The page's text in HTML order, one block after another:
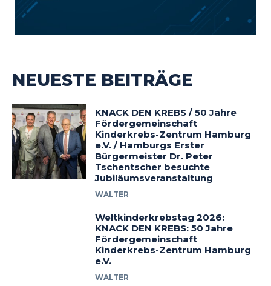
NEUESTE BEITRÄGE
KNACK DEN KREBS / 50 Jahre
Fördergemeinschaft
Kinderkrebs-Zentrum Hamburg
e.V. / Hamburgs Erster
Bürgermeister Dr. Peter
Tschentscher besuchte
Jubiläumsveranstaltung
WALTER
Weltkinderkrebstag 2026:
KNACK DEN KREBS: 50 Jahre
Fördergemeinschaft
Kinderkrebs-Zentrum Hamburg
e.V.
WALTER